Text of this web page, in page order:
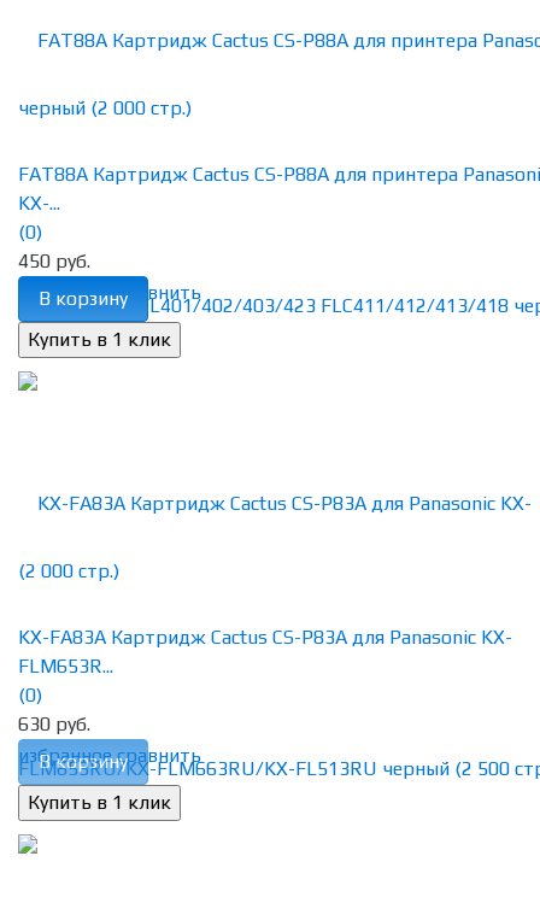
избранное сравнить
FAT88A Картридж Cactus CS-P88A для принтера
KX-...
(0)
450 руб.
В корзину
избранное сравнить
KX-FA83A Картридж Cactus CS-P83A для Panasonic KX-
FLM653R...
(0)
630 руб.
В корзину